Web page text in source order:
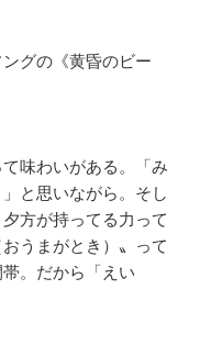
グの《黄昏のビー
味わいがある。「み
と思いながら。そし
方が持ってる力って
うまがとき）〟って
。だから「えい